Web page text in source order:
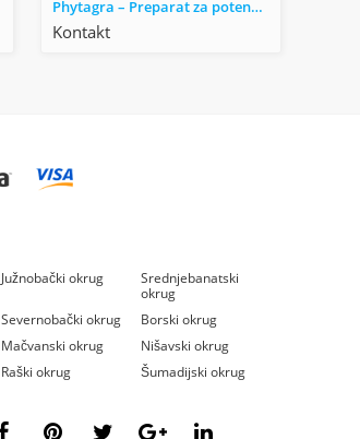
Phytagra – Preparat za potenciju
Kontakt
Južnobački okrug
Srednjebanatski
okrug
Severnobački okrug
Borski okrug
Mačvanski okrug
Nišavski okrug
Raški okrug Šumadijski okrug